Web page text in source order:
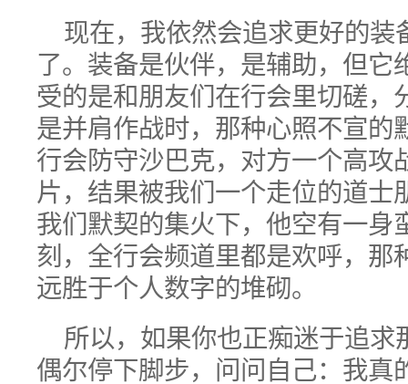
现在，我依然会追求更好的
了。装备是伙伴，是辅助，但它
受的是和朋友们在行会里切磋，
是并肩作战时，那种心照不宣的
行会防守沙巴克，对方一个高攻
片，结果被我们一个走位的道士
我们默契的集火下，他空有一身
刻，全行会频道里都是欢呼，那
远胜于个人数字的堆砌。
所以，如果你也正痴迷于追
偶尔停下脚步，问问自己：我真